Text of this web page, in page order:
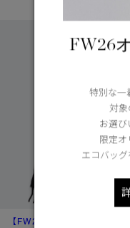
【FW26新作】
FW26
特別な一
対象
お選び
限定オ
エコバッグ